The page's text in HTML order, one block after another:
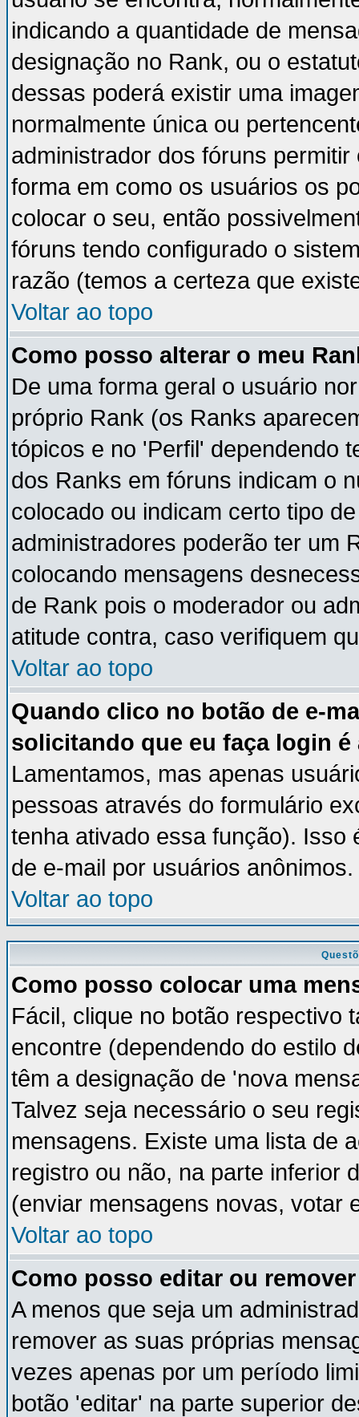
indicando a quantidade de
designação no Rank, ou o
dessas poderá existir uma
normalmente única ou
administrador dos fóruns
forma em como os usuários os
colocar o seu, então
fóruns tendo configurado o
razão (temos a certeza que
Voltar ao topo
Como posso alterar o meu
De uma forma geral o usuário
próprio Rank (os Ranks
tópicos e no 'Perfil' dependendo
dos Ranks em fóruns indicam o
colocado ou indicam certo tipo
administradores poderão ter um
colocando mensagens
de Rank pois o moderador ou
atitude contra, caso verifiquem
Voltar ao topo
Quando clico no botão de e-
solicitando que eu faça login é
Lamentamos, mas apenas
pessoas através do formulário
tenha ativado essa função). Isso
de e-mail por usuários anônimos.
Voltar ao topo
Como posso colocar uma
Fácil, clique no botão respectivo
encontre (dependendo do estilo
têm a designação de 'nova
Talvez seja necessário o seu
mensagens. Existe uma lista de
registro ou não, na parte inferior
(enviar mensagens novas, votar
Voltar ao topo
Como posso editar ou
A menos que seja um
remover as suas próprias
vezes apenas por um período
botão 'editar' na parte superior